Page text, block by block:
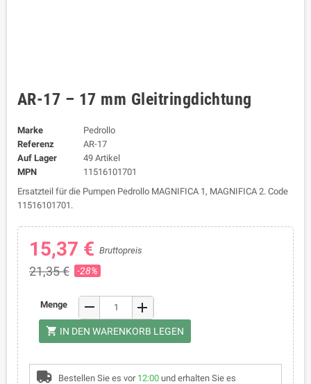
AR-17 – 17 mm Gleitringdichtung
Marke
Pedrollo
Referenz
AR-17
Auf Lager
49 Artikel
MPN
11516101701
Ersatzteil für die Pumpen Pedrollo MAGNIFICA 1, MAGNIFICA 2. Code
11516101701.
15,37 € Bruttopreis
21,35 € -28%
Menge remove add
shopping_cart IN DEN WARENKORB LEGEN
Bestellen Sie es vor 12:00 und erhalten Sie es